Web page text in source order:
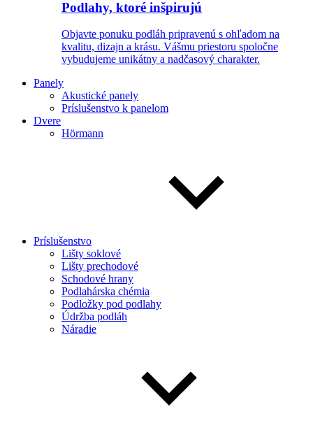
Podlahy, ktoré inšpirujú
Objavte ponuku podláh pripravenú s ohľadom na
kvalitu, dizajn a krásu. Vášmu priestoru spoločne
vybudujeme unikátny a nadčasový charakter.
Panely
Akustické panely
Príslušenstvo k panelom
Dvere
Hörmann
Príslušenstvo
Lišty soklové
Lišty prechodové
Schodové hrany
Podlahárska chémia
Podložky pod podlahy
Údržba podláh
Náradie